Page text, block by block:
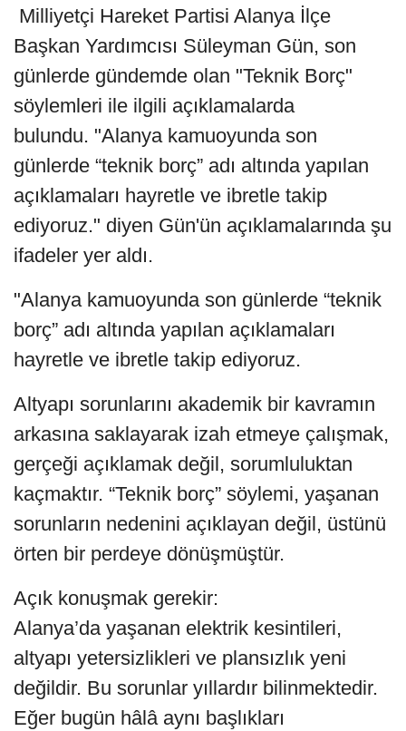
Milliyetçi Hareket Partisi Alanya İlçe
Başkan Yardımcısı Süleyman Gün, son
günlerde gündemde olan "Teknik Borç"
söylemleri ile ilgili açıklamalarda
bulundu. "Alanya kamuoyunda son
günlerde “teknik borç” adı altında yapılan
açıklamaları hayretle ve ibretle takip
ediyoruz." diyen Gün'ün açıklamalarında şu
ifadeler yer aldı.
"Alanya kamuoyunda son günlerde “teknik
borç” adı altında yapılan açıklamaları
hayretle ve ibretle takip ediyoruz.
Altyapı sorunlarını akademik bir kavramın
arkasına saklayarak izah etmeye çalışmak,
gerçeği açıklamak değil, sorumluluktan
kaçmaktır. “Teknik borç” söylemi, yaşanan
sorunların nedenini açıklayan değil, üstünü
örten bir perdeye dönüşmüştür.
Açık konuşmak gerekir:
Alanya’da yaşanan elektrik kesintileri,
altyapı yetersizlikleri ve plansızlık yeni
değildir. Bu sorunlar yıllardır bilinmektedir.
Eğer bugün hâlâ aynı başlıkları